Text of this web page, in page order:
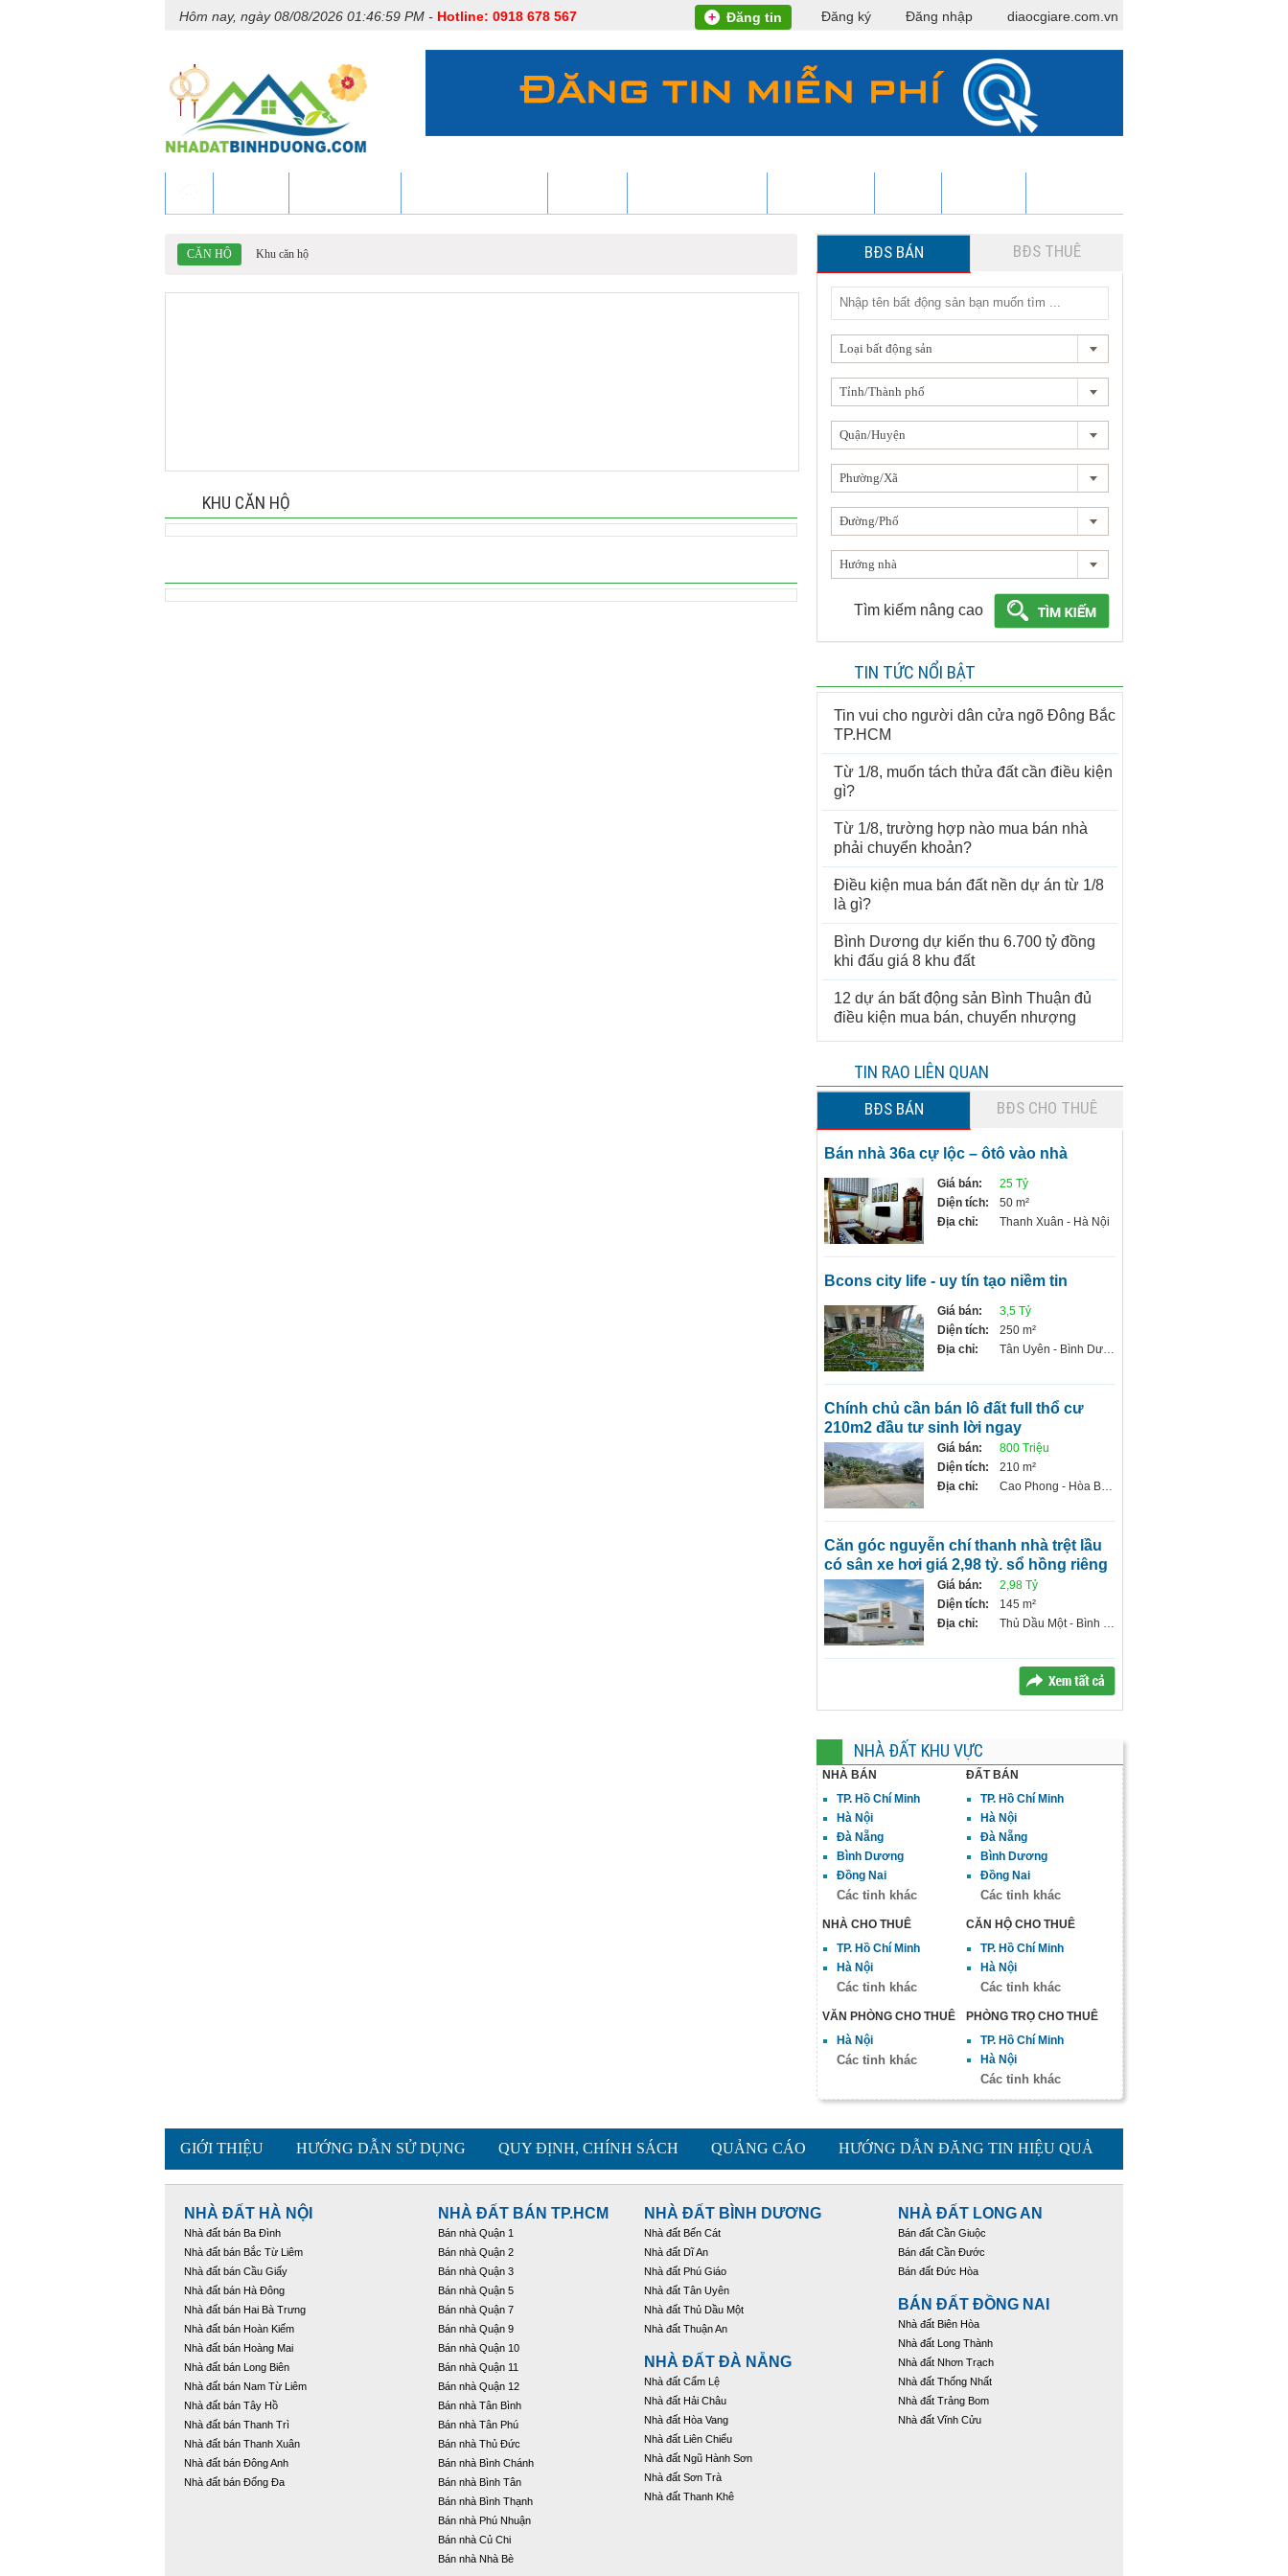
Hôm nay, ngày 08/08/2026 01:46:59 PM - Hotline: 0918 678 567 diaocgiare.com.vn
Đăng nhập
Đăng ký
+ Đăng tin
CĂN HỘ Khu căn hộ
KHU CĂN HỘ
BĐS BÁN BĐS THUÊ
Loại bất động sản
Tỉnh/Thành phố
Quận/Huyện
Phường/Xã
Đường/Phố
Hướng nhà
Tìm kiếm nâng cao
TIN TỨC NỔI BẬT
Tin vui cho người dân cửa ngõ Đông Bắc
TP.HCM
Từ 1/8, muốn tách thửa đất cần điều kiện
gì?
Từ 1/8, trường hợp nào mua bán nhà
phải chuyển khoản?
Điều kiện mua bán đất nền dự án từ 1/8
là gì?
Bình Dương dự kiến thu 6.700 tỷ đồng
khi đấu giá 8 khu đất
12 dự án bất động sản Bình Thuận đủ
điều kiện mua bán, chuyển nhượng
TIN RAO LIÊN QUAN
BĐS BÁN BĐS CHO THUÊ
bán nhà 36a cự lộc – ôtô vào nhà
Giá bán:
25 Tỷ
Diện tích:
50 m²
Địa chỉ:
Thanh Xuân - Hà Nội
bcons city life - uy tín tạo niềm tin
Giá bán:
3,5 Tỷ
Diện tích:
250 m²
Địa chỉ:
Tân Uyên - Bình Dương
chính chủ cần bán lô đất full thổ cư
210m2 đầu tư sinh lời ngay
Giá bán:
800 Triệu
Diện tích:
210 m²
Địa chỉ:
Cao Phong - Hòa Bình
căn góc nguyễn chí thanh nhà trệt lầu
có sân xe hơi giá 2,98 tỷ. sổ hồng riêng
Giá bán:
2,98 Tỷ
Diện tích:
145 m²
Địa chỉ:
Thủ Dầu Một - Bình Dương
NHÀ ĐẤT KHU VỰC
NHÀ BÁN
TP. Hồ Chí Minh
Hà Nội
Đà Nẵng
Bình Dương
Đồng Nai
Các tỉnh khác
ĐẤT BÁN
TP. Hồ Chí Minh
Hà Nội
Đà Nẵng
Bình Dương
Đồng Nai
Các tỉnh khác
NHÀ CHO THUÊ
TP. Hồ Chí Minh
Hà Nội
Các tỉnh khác
CĂN HỘ CHO THUÊ
TP. Hồ Chí Minh
Hà Nội
Các tỉnh khác
VĂN PHÒNG CHO THUÊ
Hà Nội
Các tỉnh khác
PHÒNG TRỌ CHO THUÊ
TP. Hồ Chí Minh
Hà Nội
Các tỉnh khác
GIỚI THIỆU HƯỚNG DẪN SỬ DỤNG QUY ĐỊNH, CHÍNH SÁCH QUẢNG CÁO HƯỚNG DẪN ĐĂNG TIN HIỆU QUẢ
LIÊN HỆ
NHÀ ĐẤT HÀ NỘI
Nhà đất bán Ba Đình
Nhà đất bán Bắc Từ Liêm
Nhà đất bán Cầu Giấy
Nhà đất bán Hà Đông
Nhà đất bán Hai Bà Trưng
Nhà đất bán Hoàn Kiếm
Nhà đất bán Hoàng Mai
Nhà đất bán Long Biên
Nhà đất bán Nam Từ Liêm
Nhà đất bán Tây Hồ
Nhà đất bán Thanh Trì
Nhà đất bán Thanh Xuân
Nhà đất bán Đông Anh
Nhà đất bán Đống Đa
NHÀ ĐẤT BÁN TP.HCM
Bán nhà Quận 1
Bán nhà Quận 2
Bán nhà Quận 3
Bán nhà Quận 5
Bán nhà Quận 7
Bán nhà Quận 9
Bán nhà Quận 10
Bán nhà Quận 11
Bán nhà Quận 12
Bán nhà Tân Bình
Bán nhà Tân Phú
Bán nhà Thủ Đức
Bán nhà Bình Chánh
Bán nhà Bình Tân
Bán nhà Bình Thạnh
Bán nhà Phú Nhuận
Bán nhà Củ Chi
Bán nhà Nhà Bè
NHÀ ĐẤT BÌNH DƯƠNG
Nhà đất Bến Cát
Nhà đất Dĩ An
Nhà đất Phú Giáo
Nhà đất Tân Uyên
Nhà đất Thủ Dầu Một
Nhà đất Thuận An
NHÀ ĐẤT ĐÀ NẴNG
Nhà đất Cẩm Lệ
Nhà đất Hải Châu
Nhà đất Hòa Vang
Nhà đất Liên Chiểu
Nhà đất Ngũ Hành Sơn
Nhà đất Sơn Trà
Nhà đất Thanh Khê
NHÀ ĐẤT LONG AN
Bán đất Cần Giuộc
Bán đất Cần Đước
Bán đất Đức Hòa
BÁN ĐẤT ĐỒNG NAI
Nhà đất Biên Hòa
Nhà đất Long Thành
Nhà đất Nhơn Trạch
Nhà đất Thống Nhất
Nhà đất Trảng Bom
Nhà đất Vĩnh Cửu